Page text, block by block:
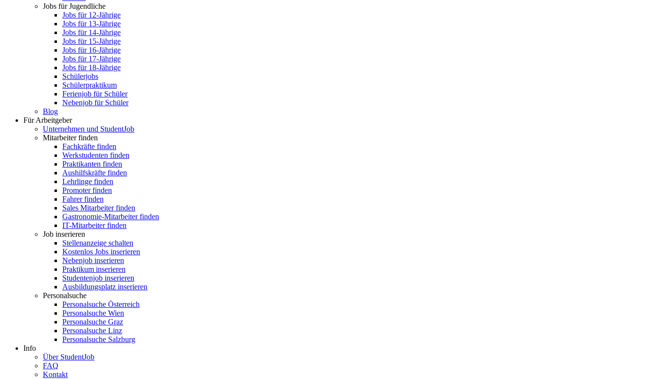
Jobs für Jugendliche
Jobs für 12-Jährige
Jobs für 13-Jährige
Jobs für 14-Jährige
Jobs für 15-Jährige
Jobs für 16-Jährige
Jobs für 17-Jährige
Jobs für 18-Jährige
Schülerjobs
Schülerpraktikum
Ferienjob für Schüler
Nebenjob für Schüler
Blog
Für Arbeitgeber
Unternehmen und StudentJob
Mitarbeiter finden
Fachkräfte finden
Werkstudenten finden
Praktikanten finden
Aushilfskräfte finden
Lehrlinge finden
Promoter finden
Fahrer finden
Sales Mitarbeiter finden
Gastronomie-Mitarbeiter finden
IT-Mitarbeiter finden
Job inserieren
Stellenanzeige schalten
Kostenlos Jobs inserieren
Nebenjob inserieren
Praktikum inserieren
Studentenjob inserieren
Ausbildungsplatz inserieren
Personalsuche
Personalsuche Österreich
Personalsuche Wien
Personalsuche Graz
Personalsuche Linz
Personalsuche Salzburg
Info
Über StudentJob
FAQ
Kontakt